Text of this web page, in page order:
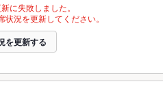
に失敗しました。
況を更新してください。
を更新する